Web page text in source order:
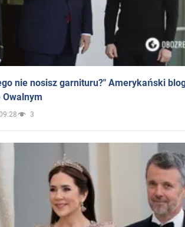
nie nosisz garnituru?" Amerykański
3